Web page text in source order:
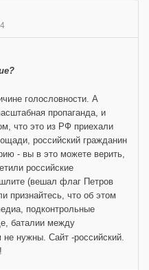
голословности. А
пропаганда, и
что это из РФ приехали
российский гражданин
- вы в это можете верить,
российские
(вешал флаг Петров
признайтесь, что об этом
подконтрольные
баталии между
нужны. Сайт -российский.